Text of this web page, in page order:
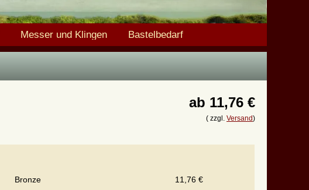
Messer und Klingen Bastelbedarf
ab 11,76 €
( zzgl. Versand)
Bronze
11,76 €